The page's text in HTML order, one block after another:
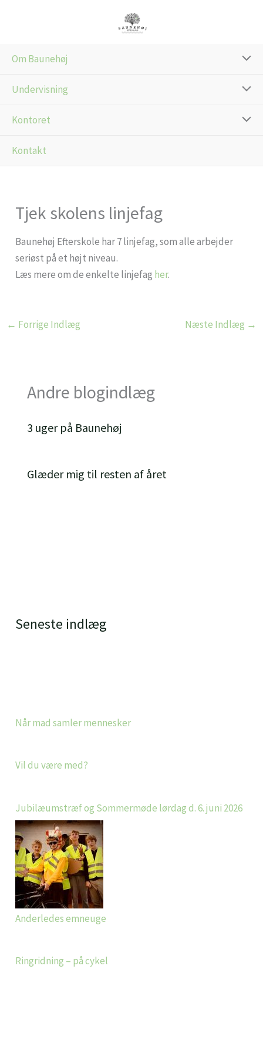
Om Baunehøj
Undervisning
Kontoret
Kontakt
Seneste indlæg
Når mad samler mennesker
Vil du være med?
Jubilæumstræf og Sommermøde lørdag d. 6. juni 2026
Anderledes emneuge
Ringridning – på cykel
Tjek skolens linjefag
Baunehøj Efterskole har 7 linjefag, som alle arbejder
seriøst på et højt niveau.
Læs mere om de enkelte linjefag her.
← Forrige Indlæg Næste Indlæg →
Andre blogindlæg
3 uger på Baunehøj
Glæder mig til resten af året